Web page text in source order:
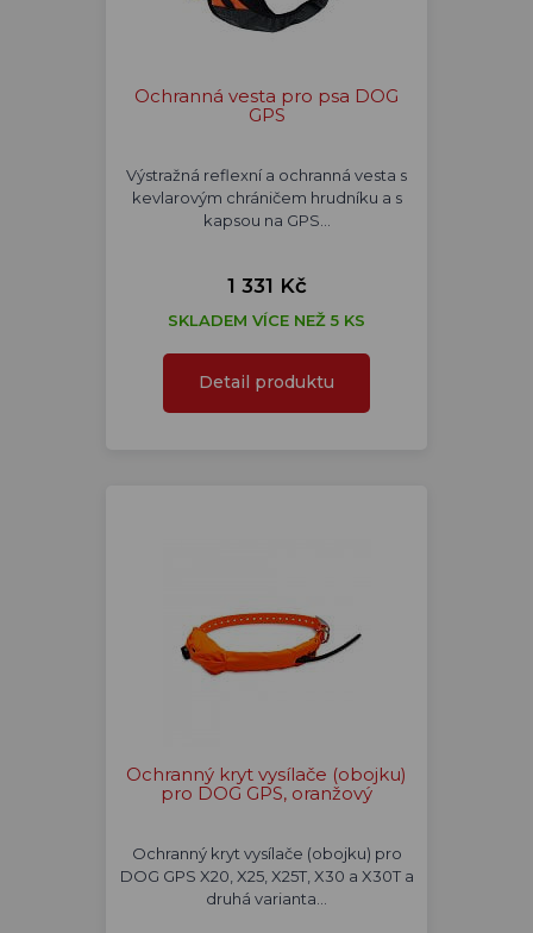
Ochranná vesta pro psa DOG
GPS
Výstražná reflexní a ochranná vesta s
kevlarovým chráničem hrudníku a s
kapsou na GPS…
1 331 Kč
SKLADEM VÍCE NEŽ 5 KS
Detail produktu
Ochranný kryt vysílače (obojku)
pro DOG GPS, oranžový
Ochranný kryt vysílače (obojku) pro
DOG GPS X20, X25, X25T, X30 a X30T a
druhá varianta…